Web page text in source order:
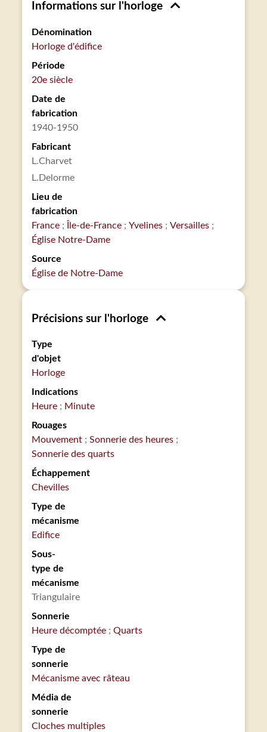
Informations sur l'horloge
Dénomination
Horloge d'édifice
Période
20e siècle
Date de
fabrication
1940-1950
Fabricant
L.Charvet
L.Delorme
Lieu de
fabrication
France
Île-de-France Yvelines
Versailles
Église Notre-Dame
Source
Église de Notre-Dame
Précisions sur l'horloge
Type
d'objet
Horloge
Indications
Heure
Minute
Rouages
Mouvement
Sonnerie des heures
Sonnerie des quarts
Échappement
Chevilles
Type de
mécanisme
Edifice
Sous-
type de
mécanisme
Triangulaire
Sonnerie
Heure décomptée
Quarts
Type de
sonnerie
Mécanisme avec râteau
Média de
sonnerie
Cloches multiples